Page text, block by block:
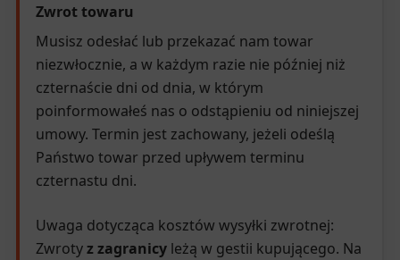
Zwrot towaru
Musisz odesłać lub przekazać nam towar
niezwłocznie, a w każdym razie nie później niż
czternaście dni od dnia, w którym
poinformowałeś nas o odstąpieniu od niniejszej
umowy. Termin jest zachowany, jeżeli odeślą
Państwo towar przed upływem terminu
czternastu dni.
Uwaga dotycząca kosztów wysyłki zwrotnej:
Zwrotyz zagranicy leżą w gestii kupującego. Na